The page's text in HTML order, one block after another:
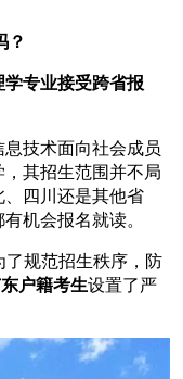
？
专业接受跨省报
技术面向社会成员
其招生范围并不局
四川还是其他省
机会报名就读。
了规范招生秩序，防
户籍考生设置了严